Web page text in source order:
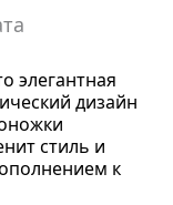
элегантная
дизайн
стиль и
к